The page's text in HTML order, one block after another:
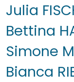
Julia
Bettina
Simone
Bianca